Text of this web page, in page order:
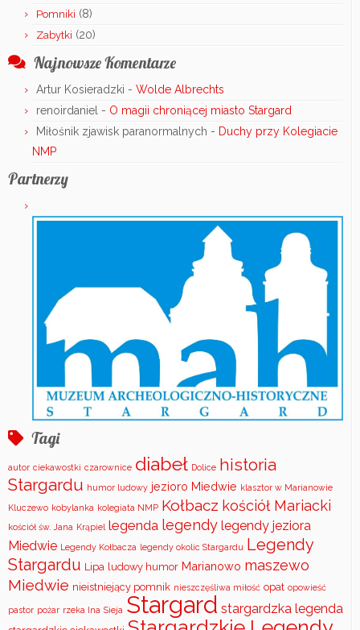
Pomniki (8)
Zabytki (20)
Najnowsze Komentarze
Artur Kosieradzki - Wolde Albrechts
renoirdaniel - O magii chroniącej miasto Stargard
Miłośnik zjawisk paranormalnych - Duchy przy Kolegiacie
NMP
Partnerzy
Tagi
autor ciekawostki czarownice diabeł Dolice historia
Stargardu humor ludowy jezioro Miedwie klasztor w Marianowie
Kluczewo kobylanka kolegiata NMP Kołbacz kościół Mariacki
kościół św. Jana Krąpiel legenda legendy legendy jeziora
Miedwie Legendy Kołbacza legendy okolic Stargardu Legendy
Stargardu Lipa ludowy humor Marianowo maszewo
Miedwie nieistniejący pomnik nieszczęśliwa miłość opat opowieść
pastor pożar rzeka Ina Sieja Stargard stargardzka legenda